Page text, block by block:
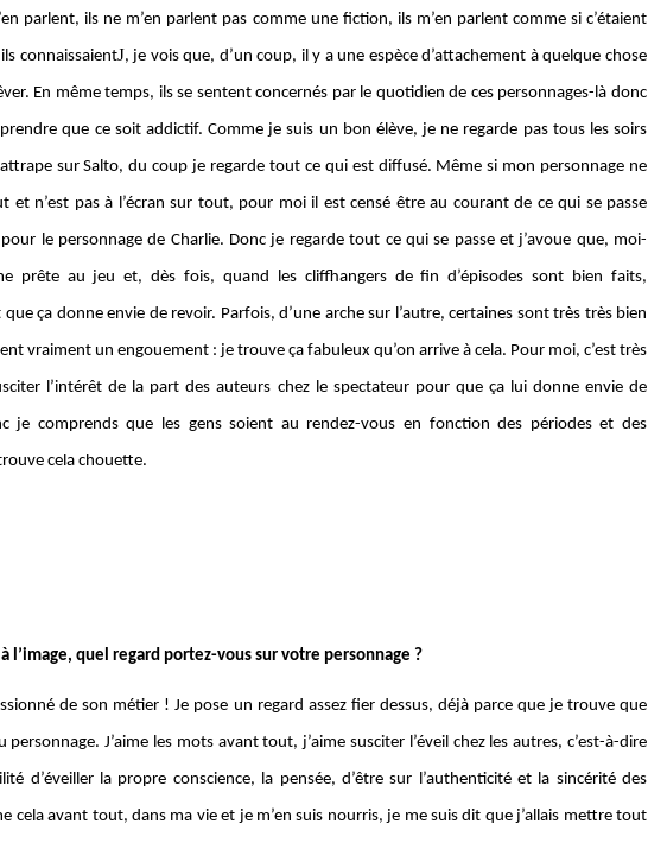
parlent, ils ne m’en parlent pas comme une fiction, ils m’en parlent comme si c’étaient
connaissaientJ, je vois que, d’un coup, il y a une espèce d’attachement à quelque chose
En même temps, ils se sentent concernés par le quotidien de ces personnages-là donc
que ce soit addictif. Comme je suis un bon élève, je ne regarde pas tous les soirs
sur Salto, du coup je regarde tout ce qui est diffusé. Même si mon personnage ne
et n’est pas à l’écran sur tout, pour moi il est censé être au courant de ce qui se passe
le personnage de Charlie. Donc je regarde tout ce qui se passe et j’avoue que, moi-
prête au jeu et, dès fois, quand les cliffhangers de fin d’épisodes sont bien faits,
ça donne envie de revoir. Parfois, d’une arche sur l’autre, certaines sont très très bien
vraiment un engouement : je trouve ça fabuleux qu’on arrive à cela. Pour moi, c’est très
l’intérêt de la part des auteurs chez le spectateur pour que ça lui donne envie de
je comprends que les gens soient au rendez-vous en fonction des périodes et des
cela chouette.
l’image, quel regard portez-vous sur votre personnage ?
de son métier ! Je pose un regard assez fier dessus, déjà parce que je trouve que
personnage. J’aime les mots avant tout, j’aime susciter l’éveil chez les autres, c’est-à-dire
d’éveiller la propre conscience, la pensée, d’être sur l’authenticité et la sincérité des
cela avant tout, dans ma vie et je m’en suis nourris, je me suis dit que j’allais mettre tout